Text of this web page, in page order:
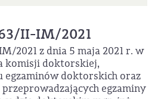
II-IM/2021
2021 z dnia 5 maja 2021 r. w
komisji doktorskiej,
egzaminów doktorskich oraz
egzaminy